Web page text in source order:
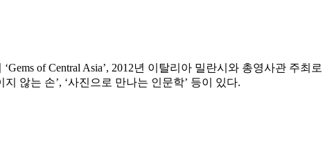
of Central Asia’, 2012년 이탈리아 밀란시와 총영사관 주최로
않는 손’, ‘사진으로 만나는 인문학’ 등이 있다.